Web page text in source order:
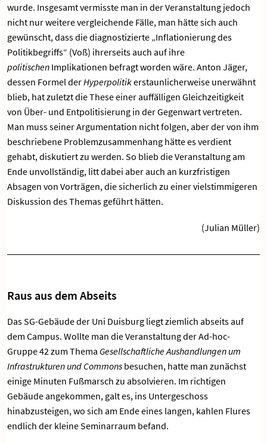
wurde. Insgesamt vermisste man in der Veranstaltung jedoch
nicht nur weitere vergleichende Fälle, man hätte sich auch
gewünscht, dass die diagnostizierte „Inflationierung des
Politikbegriffs“ (Voß) ihrerseits auch auf ihre
politischen Implikationen befragt worden wäre. Anton Jäger,
dessen Formel derHyperpolitikerstaunlicherweise unerwähnt
blieb, hat zuletzt die These einer auffälligen Gleichzeitigkeit
von Über- und Entpolitisierung in der Gegenwart vertreten.
Man muss seiner Argumentation nicht folgen, aber der von ihm
beschriebene Problemzusammenhang hätte es verdient
gehabt, diskutiert zu werden. So blieb die Veranstaltung am
Ende unvollständig, litt dabei aber auch an kurzfristigen
Absagen von Vorträgen, die sicherlich zu einer vielstimmigeren
Diskussion des Themas geführt hätten.
(Julian Müller)
Raus aus dem Abseits
Das SG-Gebäude der Uni Duisburg liegt ziemlich abseits auf
dem Campus. Wollte man die Veranstaltung der Ad-hoc-
Gruppe 42 zum Thema Gesellschaftliche Aushandlungen um
Infrastrukturen und Commons besuchen, hatte man zunächst
einige Minuten Fußmarsch zu absolvieren. Im richtigen
Gebäude angekommen, galt es, ins Untergeschoss
hinabzusteigen, wo sich am Ende eines langen, kahlen Flures
endlich der kleine Seminarraum befand.